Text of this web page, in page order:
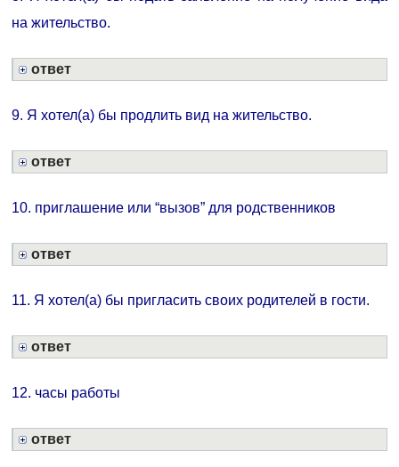
на жительство.
ответ
9. Я хотел(а) бы продлить вид на жительство.
ответ
10. приглашение или “вызов” для родственников
ответ
11. Я хотел(а) бы пригласить своих родителей в гости.
ответ
12. часы работы
ответ